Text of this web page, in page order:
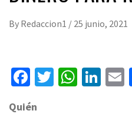
By Redaccion1 / 25 junio, 2021
Facebook
Twitter
Quién